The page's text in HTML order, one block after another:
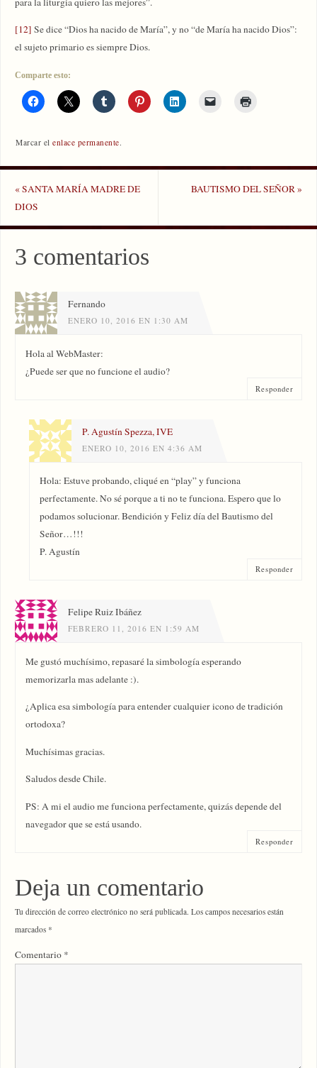
[12] Se dice “Dios ha nacido de María”, y no “de María ha nacido Dios”:
el sujeto primario es siempre Dios.
Comparte esto:
Marcar elenlace permanente.
«SANTA MARÍA MADRE DE
DIOS
BAUTISMO DEL SEÑOR»
3 comentarios
Fernando
ENERO 10, 2016 EN 1:30 AM
Hola al WebMaster:
¿Puede ser que no funcione el audio?
Responder
P. Agustín Spezza, IVE
ENERO 10, 2016 EN 4:36 AM
Hola: Estuve probando, cliqué en “play” y funciona
perfectamente. No sé porque a ti no te funciona. Espero que lo
podamos solucionar. Bendición y Feliz día del Bautismo del
Señor…!!!
P. Agustín
Responder
Felipe Ruiz Ibáñez
FEBRERO 11, 2016 EN 1:59 AM
Me gustó muchísimo, repasaré la simbología esperando
memorizarla mas adelante :).
¿Aplica esa simbología para entender cualquier icono de tradición
ortodoxa?
Muchísimas gracias.
Saludos desde Chile.
PS: A mi el audio me funciona perfectamente, quizás depende del
navegador que se está usando.
Responder
Deja un comentario
Tu dirección de correo electrónico no será publicada. Los campos necesarios están
marcados *
Comentario *